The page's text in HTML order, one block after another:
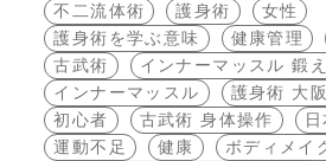
不二流体術 護身術
女性
護身術を学ぶ意味
健康管理
古武術
インナーマッスル 鍛
インナーマッスル
護身術 大阪
初心者
古武術 身体操作
運動不足
健康 ボディメイ